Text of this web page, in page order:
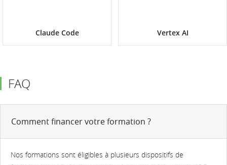
Claude Code Vertex AI
FAQ
Comment financer votre formation ?
Nos formations sont éligibles à plusieurs dispositifs de